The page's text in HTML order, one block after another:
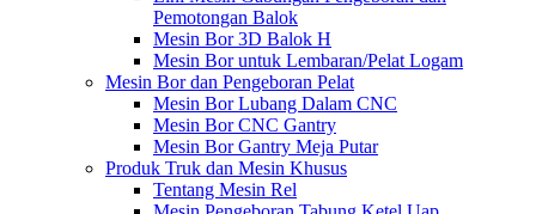
Pemotongan Balok
Mesin Bor 3D Balok H
Mesin Bor untuk Lembaran/Pelat Logam
Mesin Bor dan Pengeboran Pelat
Mesin Bor Lubang Dalam CNC
Mesin Bor CNC Gantry
Mesin Bor Gantry Meja Putar
Produk Truk dan Mesin Khusus
Tentang Mesin Rel